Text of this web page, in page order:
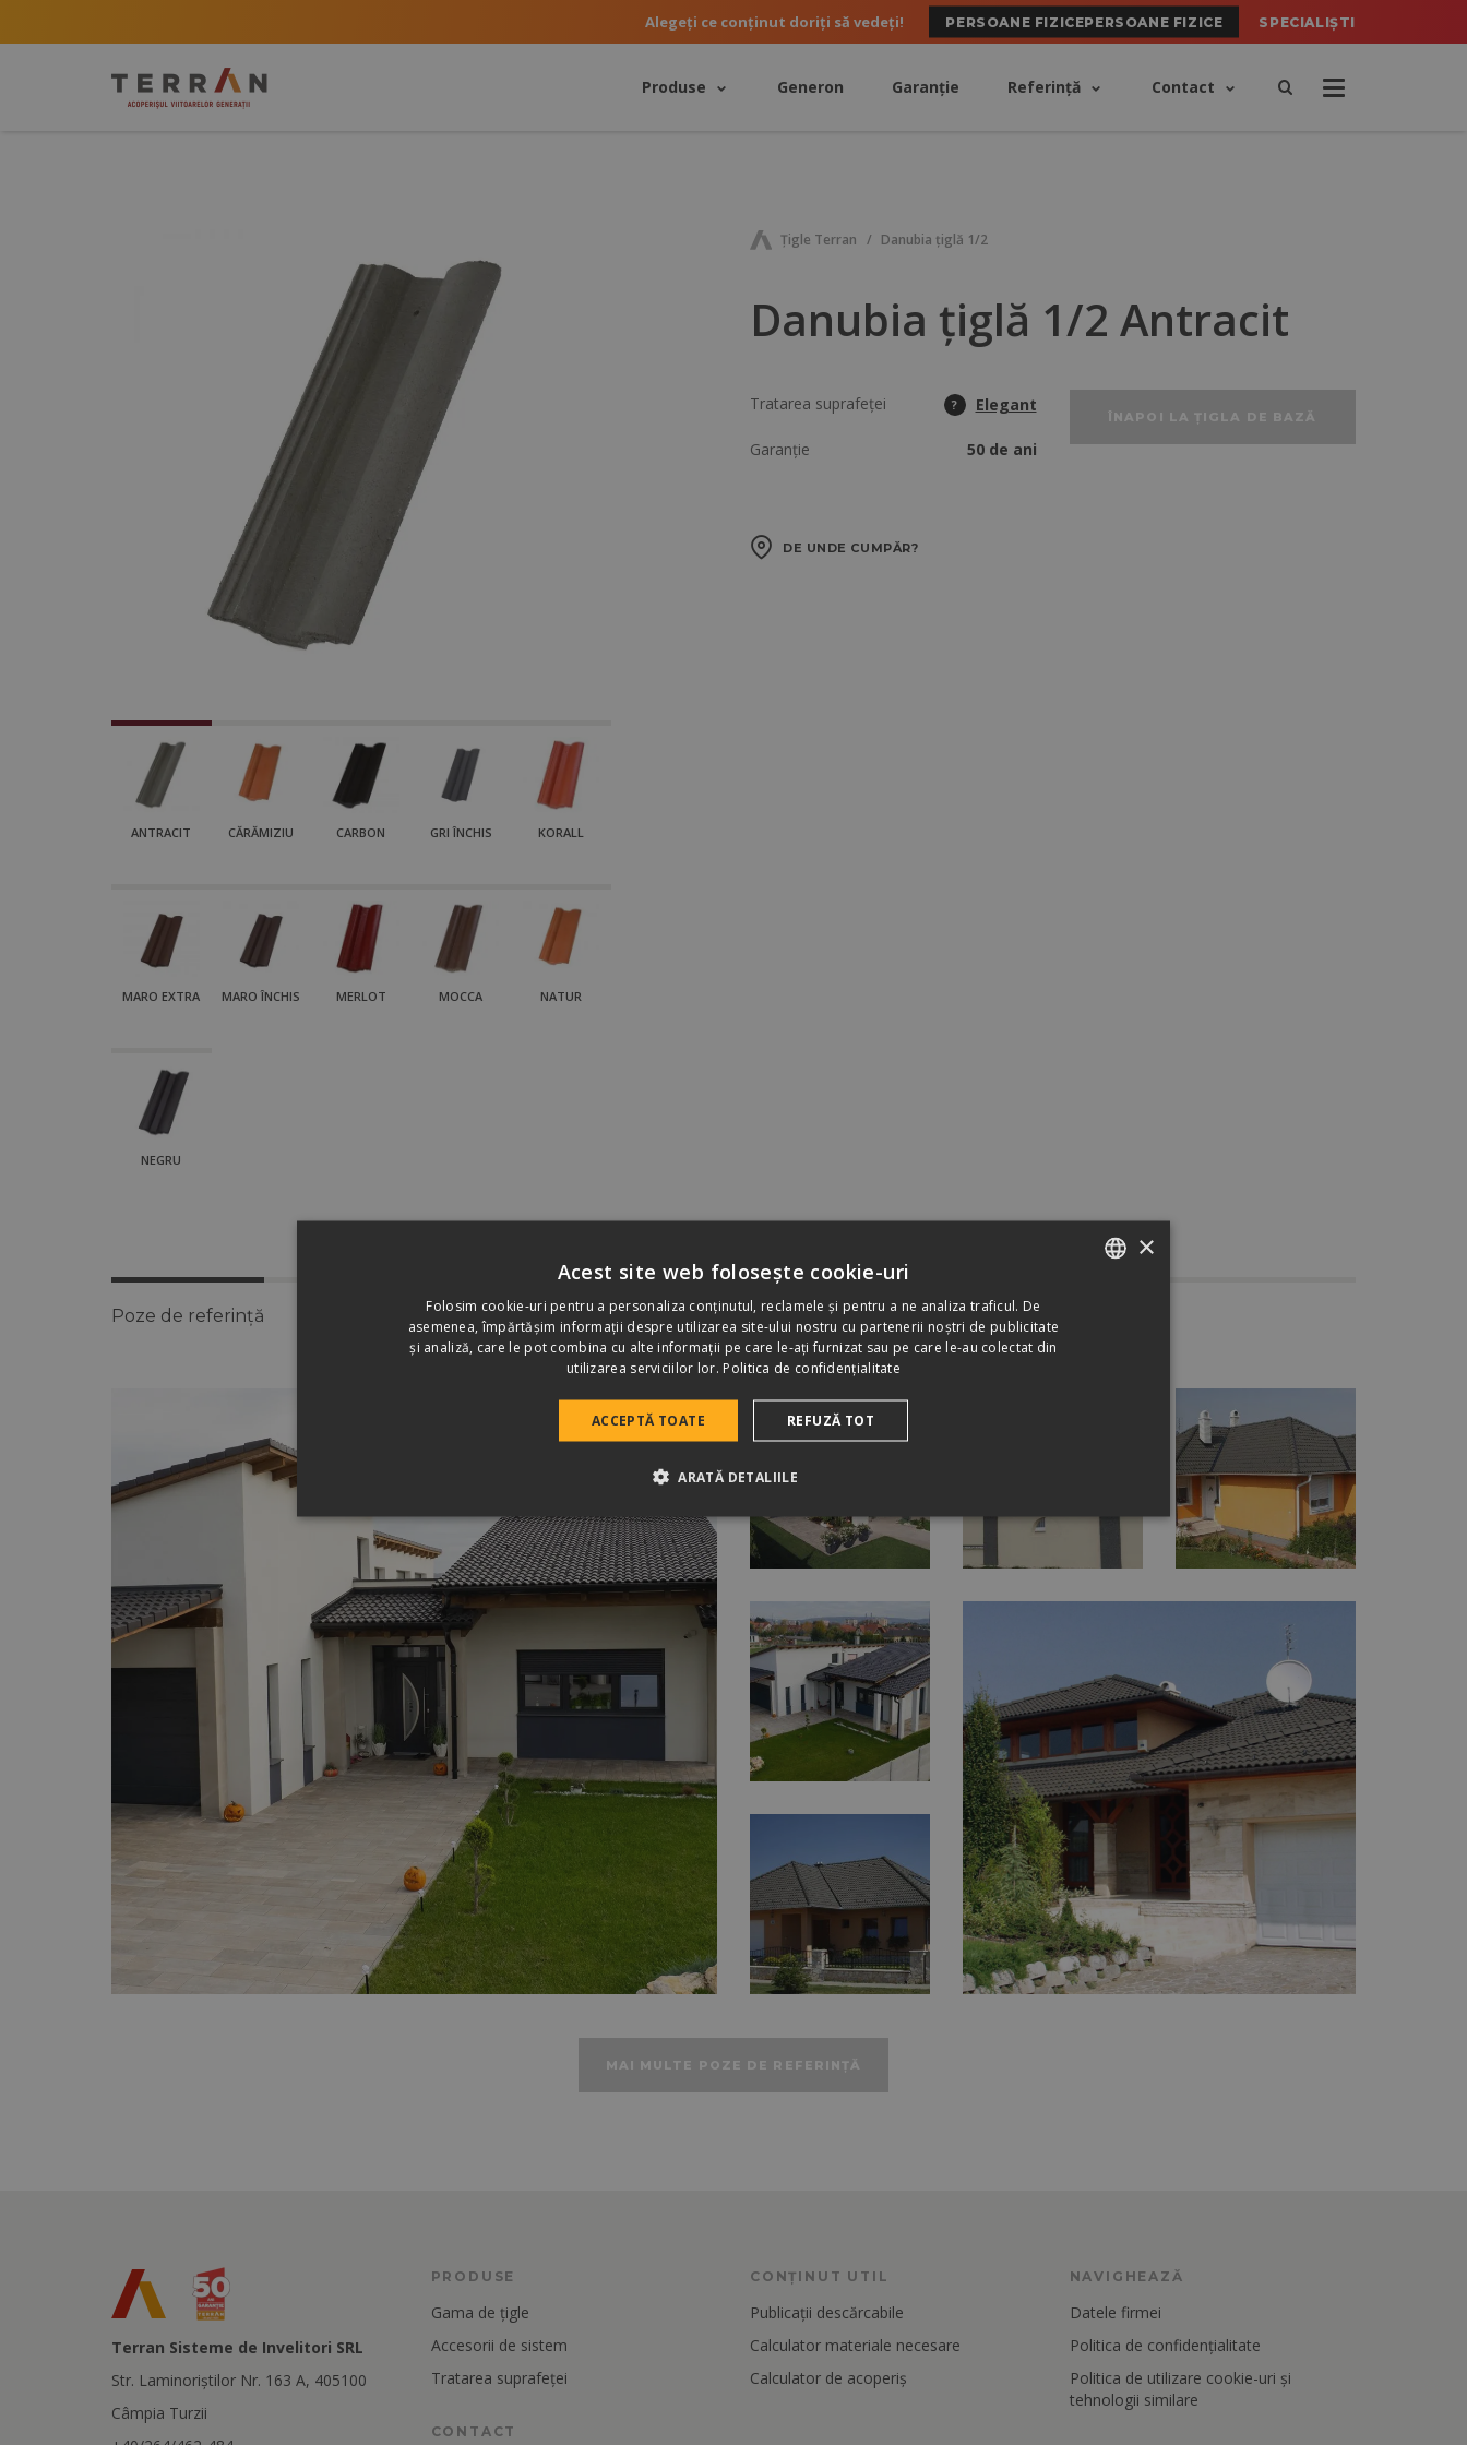
Alegeți ce conținut doriți să vedeți! PERSOANE FIZICEPERSOANE FIZICE SPECIALIȘTI
Produse Generon Garanție Referinţă Contact
Ţigle Terran Danubia țiglă 1/2
Danubia țiglă 1/2 Antracit
Tratarea suprafeței ? Elegant
Garanție 50 de ani
ÎNAPOI LA ȚIGLA DE BAZĂ
DE UNDE CUMPĂR?
ANTRACIT CĂRĂMIZIU CARBON GRI ÎNCHIS KORALL
MARO EXTRA MARO ÎNCHIS MERLOT MOCCA NATUR
NEGRU
Poze de referință Țigle speciale Accesorii de sistem Specificații tehnice
referință
MAI MULTE POZE DE REFERINȚĂ
Terran Sisteme de Invelitori SRL
Str. Laminoriştilor Nr. 163 A, 405100
Câmpia Turzii
PRODUSE
Gama de țigle
Accesorii de sistem
Tratarea suprafeței
CONTACT
CONȚINUT UTIL
Publicații descărcabile
Calculator materiale necesare
Calculator de acoperiș
NAVIGHEAZĂ
Datele firmei
Politica de confidențialitate
Politica de utilizare cookie-uri și
tehnologii similare
×
Acest site web folosește cookie-uri
Folosim cookie-uri pentru a personaliza conținutul, reclamele și pentru a ne analiza traficul. De
asemenea, împărtășim informații despre utilizarea site-ului nostru cu partenerii noștri de publicitate
și analiză, care le pot combina cu alte informații pe care le-ați furnizat sau pe care le-au colectat din
utilizarea serviciilor lor. Politica de confidențialitate
ACCEPTĂ TOATE REFUZĂ TOT
ARATĂ DETALIILE